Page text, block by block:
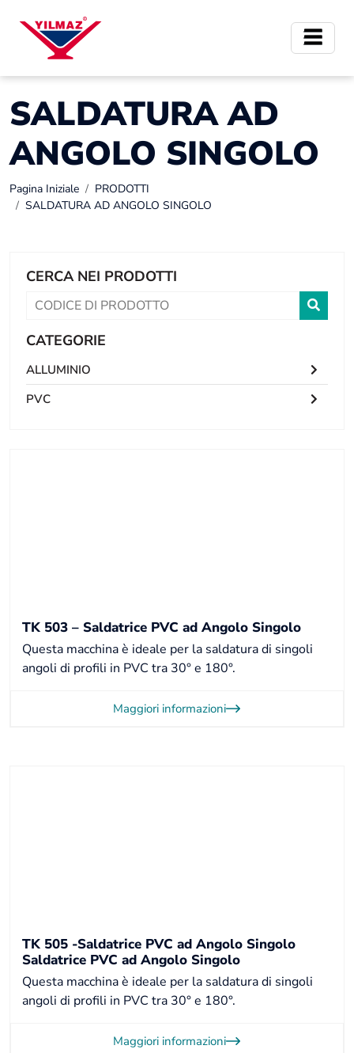
SALDATURA AD
ANGOLO SINGOLO
Pagina Iniziale
PRODOTTI
SALDATURA AD ANGOLO SINGOLO
CERCA NEI PRODOTTI
CATEGORIE
ALLUMINIO
PVC
TK 503 – Saldatrice PVC ad Angolo Singolo
Questa macchina è ideale per la saldatura di singoli
angoli di profili in PVC tra 30° e 180°.
Maggiori informazioni
TK 505 -Saldatrice PVC ad Angolo Singolo
Saldatrice PVC ad Angolo Singolo
Questa macchina è ideale per la saldatura di singoli
angoli di profili in PVC tra 30° e 180°.
Maggiori informazioni